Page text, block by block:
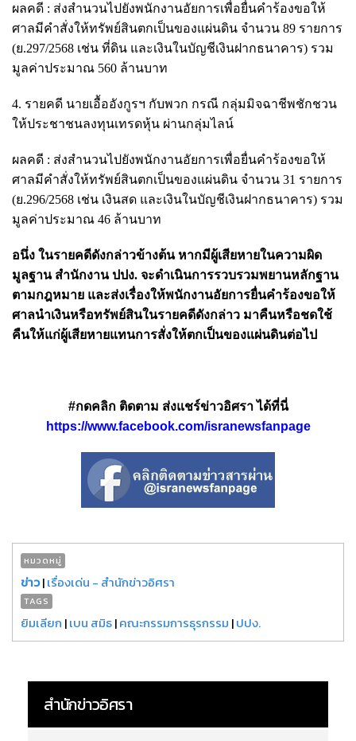
ผลคดี : ส่งสำนวนไปยังพนักงานอัยการเพื่อยื่นคำร้องขอให้
ศาลมีคำสั่งให้ทรัพย์สินตกเป็นของแผ่นดิน จำนวน 89 รายการ
(ย.297/2568 เช่น ที่ดิน และเงินในบัญชีเงินฝากธนาคาร) รวม
มูลค่าประมาณ 560 ล้านบาท
4. รายคดี นายเอื้ออังกูรฯ กับพวก กรณี กลุ่มมิจฉาชีพชักชวน
ให้ประชาชนลงทุนเทรดหุ้น ผ่านกลุ่มไลน์
ผลคดี : ส่งสำนวนไปยังพนักงานอัยการเพื่อยื่นคำร้องขอให้
ศาลมีคำสั่งให้ทรัพย์สินตกเป็นของแผ่นดิน จำนวน 31 รายการ
(ย.296/2568 เช่น เงินสด และเงินในบัญชีเงินฝากธนาคาร) รวม
มูลค่าประมาณ 46 ล้านบาท
อนึ่ง ในรายคดีดังกล่าวข้างต้น หากมีผู้เสียหายในความผิด
มูลฐาน สำนักงาน ปปง. จะดำเนินการรวบรวมพยานหลักฐาน
ตามกฎหมาย และส่งเรื่องให้พนักงานอัยการยื่นคำร้องขอให้
ศาลนำเงินหรือทรัพย์สินในรายคดีดังกล่าว มาคืนหรือชดใช้
คืนให้แก่ผู้เสียหายแทนการสั่งให้ตกเป็นของแผ่นดินต่อไป
#กดคลิก ติดตาม ส่งแชร์ข่าวอิศรา ได้ที่นี่
https://www.facebook.com/isranewsfanpage
หมวดหมู่
ข่าว|เรื่องเด่น - สำนักข่าวอิศรา
TAGS
ยิมเลียก |เบน สมิธ|คณะกรรมการธุรกรรม |ปปง.
สำนักข่าวอิศรา